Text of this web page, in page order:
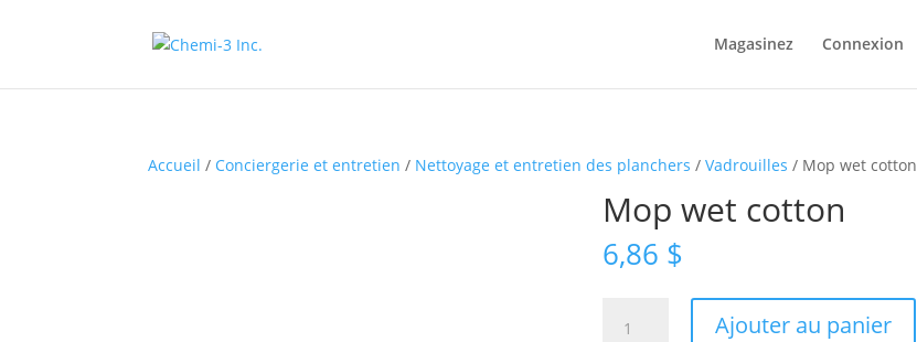
Magasinez Connexion
Accueil / Conciergerie et entretien / Nettoyage et entretien des planchers /Vadrouilles / Mop wet cotton
Mop wet cotton
6,86 $
Ajouter au panier